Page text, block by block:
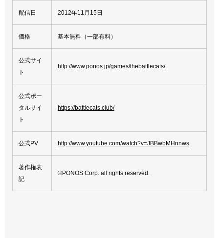
配信日 2012年11月15日
価格 基本無料（一部有料）
公式サイ
ト
http://www.ponos.jp/games/thebattlecats/
公式ポー
タルサイ
ト
https://battlecats.club/
公式PV http://www.youtube.com/watch?v=JBBwbMHnnws
著作権表
記
©PONOS Corp. all rights reserved.